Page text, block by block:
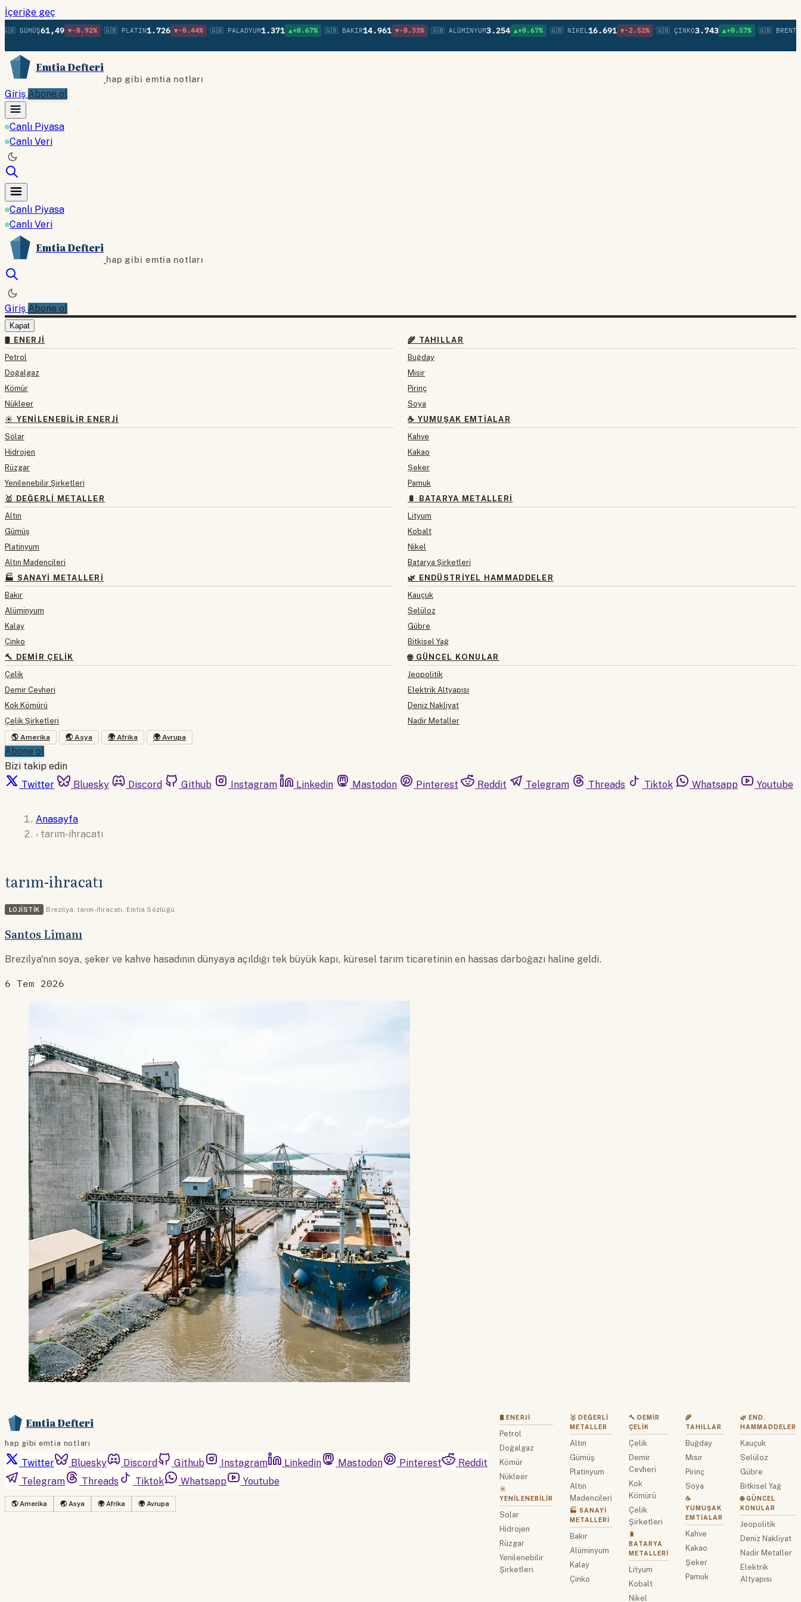
İçeriğe geç
61,49 ▼-0.92% •🇬🇧 PLATIN1.726 ▼-0.44% •🇬🇧 PALADYUM1.371 ▲+0.67% •🇬🇧 BAKIR14.961 ▼-0.33% •🇬🇧 ALÜMINYUM3.254 ▲+0.67% •🇬🇧 NIKEL16.691 ▼-2.52% •🇬🇧 ÇINKO3.743 ▲+0.57% •🇬🇧 BRENT
Emtia Defteri
hap gibi emtia notları
Giriş Abone ol
Canlı Piyasa
Canlı Veri
Canlı Piyasa
Canlı Veri
Emtia Defteri
hap gibi emtia notları
Giriş Abone ol
Kapat
🛢 ENERJI
Petrol
Doğalgaz
Kömür
Nükleer
☀️ YENILENEBILIR ENERJI
Solar
Hidrojen
Rüzgar
Yenilenebilir Şirketleri
🥇 DEĞERLI METALLER
Altın
Gümüş
Platinyum
Altın Madencileri
🏭 SANAYI METALLERI
Bakır
Alüminyum
Kalay
Çinko
🔨 DEMIR ÇELIK
Çelik
Demir Cevheri
Kok Kömürü
Çelik Şirketleri
🌾 TAHILLAR
Buğday
Mısır
Pirinç
Soya
☕ YUMUŞAK EMTIALAR
Kahve
Kakao
Şeker
Pamuk
🔋 BATARYA METALLERI
Lityum
Kobalt
Nikel
Batarya Şirketleri
🌿 ENDÜSTRIYEL HAMMADDELER
Kauçuk
Selüloz
Gübre
Bitkisel Yağ
🌐 GÜNCEL KONULAR
Jeopolitik
Elektrik Altyapısı
Deniz Nakliyat
Nadir Metaller
🌎 Amerika 🌏 Asya 🌍 Afrika 🌍 Avrupa
Abone ol
Bizi takip edin
Twitter
Bluesky Discord Github Instagram Linkedin Mastodon Pinterest Reddit Telegram Threads Tiktok Whatsapp Youtube
Anasayfa
› tarım-ihracatı
tarım-ihracatı
LOJISTIK Brezilya, tarım-ihracatı , Emtia Sözlüğü
Santos Limanı
Brezilya'nın soya, şeker ve kahve hasadının dünyaya açıldığı tek büyük kapı, küresel tarım ticaretinin en hassas darboğazı haline geldi.
6 Tem 2026
Emtia Defteri
hap gibi emtia notları
Twitter Bluesky Discord Github Instagram Linkedin Mastodon Pinterest
Reddit
Telegram
Threads Tiktok Whatsapp Youtube
🌎 Amerika 🌏 Asya 🌍 Afrika 🌍 Avrupa
🛢 ENERJI
Petrol
Doğalgaz
Kömür
Nükleer
☀️
YENILENEBILIR
Solar
Hidrojen
Rüzgar
Yenilenebilir
Şirketleri
🥇 DEĞERLI
METALLER
Altın
Gümüş
Platinyum
Altın
Madencileri
🏭 SANAYI
METALLERI
Bakır
Alüminyum
Kalay
Çinko
🔨 DEMIR
ÇELIK
Çelik
Demir
Cevheri
Kok
Kömürü
Çelik
Şirketleri
🔋
BATARYA
METALLERI
Lityum
Kobalt
Nikel
🌾
TAHILLAR
Buğday
Mısır
Pirinç
Soya
☕
YUMUŞAK
EMTIALAR
Kahve
Kakao
Şeker
Pamuk
🌿 END.
HAMMADDELER
Kauçuk
Selüloz
Gübre
Bitkisel Yağ
🌐 GÜNCEL
KONULAR
Jeopolitik
Deniz Nakliyat
Nadir Metaller
Elektrik
Altyapısı